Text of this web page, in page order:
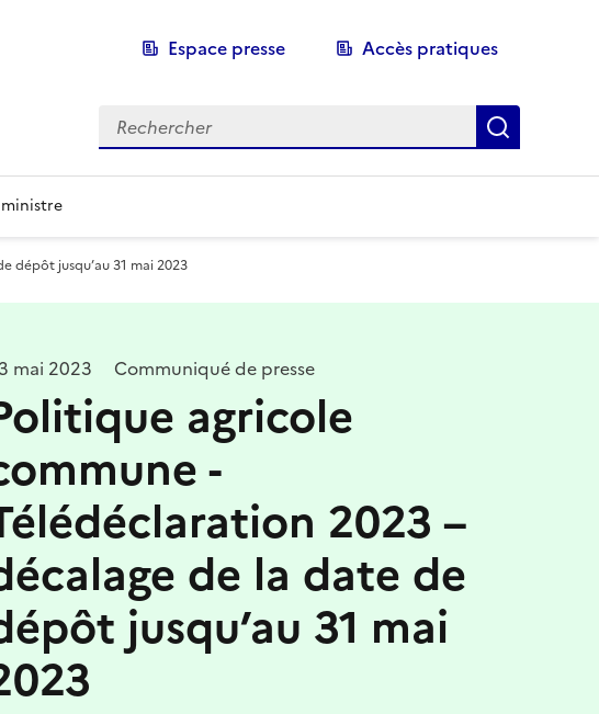
Espace presse Accès pratiques
Recherche
ministre
dépôt jusqu’au 31 mai 2023
mai 2023 Communiqué de presse
agricole
-
2023 –
de la date de
jusqu’au 31 mai